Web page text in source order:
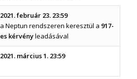
2021. február 23. 23:59
a Neptun rendszeren keresztül a 917-
es kérvényleadásával
2021. március 1. 23:59